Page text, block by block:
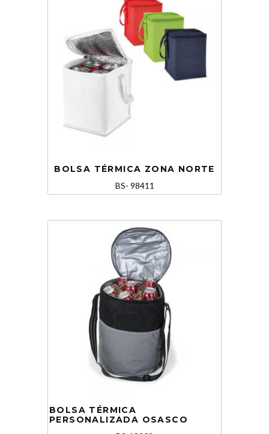
BOLSA TÉRMICA ZONA NORTE
BS- 98411
BOLSA TÉRMICA
PERSONALIZADA OSASCO